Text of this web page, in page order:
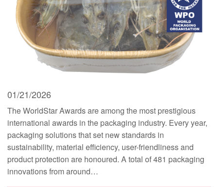
01/21/2026
The WorldStar Awards are among the most prestigious
international awards in the packaging industry. Every year,
packaging solutions that set new standards in
sustainability, material efficiency, user-friendliness and
product protection are honoured. A total of 481 packaging
innovations from around…